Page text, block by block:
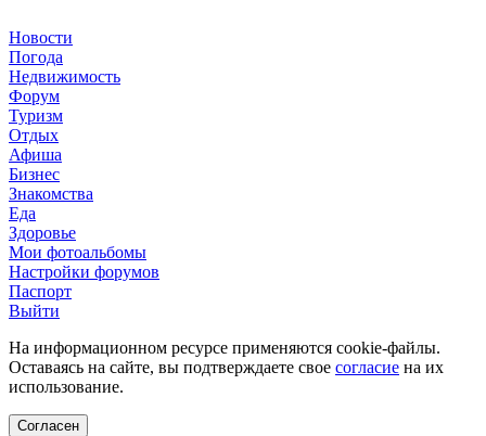
Новости
Погода
Недвижимость
Форум
Туризм
Отдых
Афиша
Бизнес
Знакомства
Еда
Здоровье
Мои фотоальбомы
Настройки форумов
Паспорт
Выйти
На информационном ресурсе применяются cookie-файлы.
Оставаясь на сайте, вы подтверждаете свое согласие на их
использование.
Согласен